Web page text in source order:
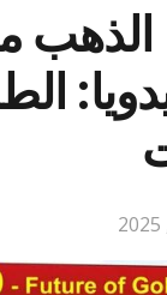
الذهب